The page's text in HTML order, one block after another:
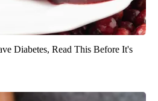
Diabetes, Read This Before It's